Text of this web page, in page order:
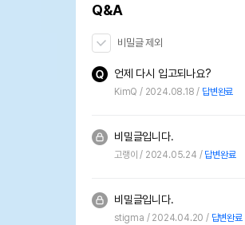
Q&A
비밀글 제외
언제 다시 입고되나요?
KimQ 2024.08.18 답변완료
비밀글입니다.
고랭이 2024.05.24 답변완료
비밀글입니다.
stigma 2024.04.20 답변완료